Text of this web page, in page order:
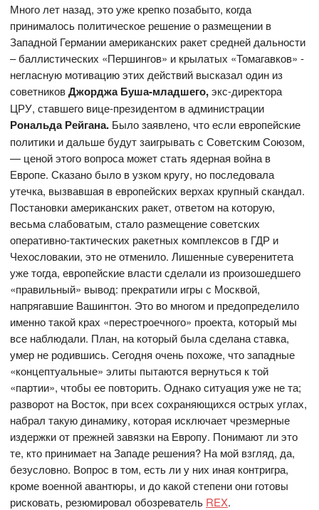
Много лет назад, это уже крепко позабыто, когда
принималось политическое решение о размещении в
Западной Германии американских ракет средней дальности
– баллистических «Першингов» и крылатых «Томагавков» -
негласную мотивацию этих действий высказал один из
советниковДжорджа Буша-младшего,экс-директора
ЦРУ, ставшего вице-президентом в администрации
Рональда Рейгана. Было заявлено, что если европейские
политики и дальше будут заигрывать с Советским Союзом,
— ценой этого вопроса может стать ядерная война в
Европе. Сказано было в узком кругу, но последовала
утечка, вызвавшая в европейских верхах крупный скандал.
Постановки американских ракет, ответом на которую,
весьма слабоватым, стало размещение советских
оперативно-тактических ракетных комплексов в ГДР и
Чехословакии, это не отменило. Лишенные суверенитета
уже тогда, европейские власти сделали из произошедшего
«правильный» вывод: прекратили игры с Москвой,
напрягавшие Вашингтон. Это во многом и предопределило
именно такой крах «перестроечного» проекта, который мы
все наблюдали. План, на который была сделана ставка,
умер не родившись. Сегодня очень похоже, что западные
«концептуальные» элиты пытаются вернуться к той
«партии», чтобы ее повторить. Однако ситуация уже не та;
разворот на Восток, при всех сохраняющихся острых углах,
набрал такую динамику, которая исключает чрезмерные
издержки от прежней завязки на Европу. Понимают ли это
те, кто принимает на Западе решения? На мой взгляд, да,
безусловно. Вопрос в том, есть ли у них иная контригра,
кроме военной авантюры, и до какой степени они готовы
рисковать, резюмировал обозреватель REX.